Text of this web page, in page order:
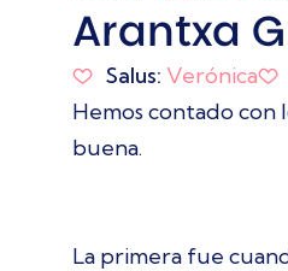
Arantxa G
Salus: Verónica
Hemos contado con
buena.
La primera fue